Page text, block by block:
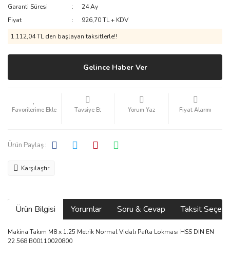
Garanti Süresi
24 Ay
Fiyat
926,70 TL + KDV
1.112,04 TL den başlayan taksitlerle!!
Gelince Haber Ver
Tavsiye Et Yorum Yaz Fiyat Alarmı
Ürün Paylaş :
Karşılaştır
Ürün Bilgisi Yorumlar Soru & Cevap Taksit
Makina Takım M8 x 1.25 Metrik Normal Vidalı Pafta Lokması HSS DIN EN
22 568 B00110020800